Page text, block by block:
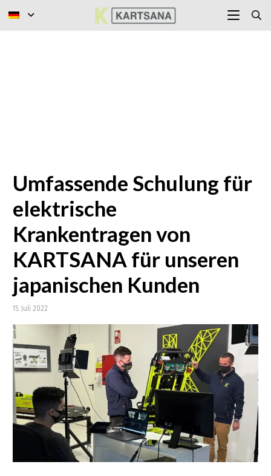
Umfassende Schulung für
elektrische
Krankentragen von
KARTSANA für unseren
japanischen Kunden
15. Juli 2022